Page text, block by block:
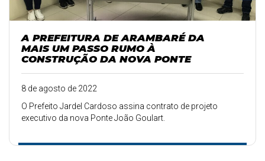
A PREFEITURA DE ARAMBARÉ DA
MAIS UM PASSO RUMO À
CONSTRUÇÃO DA NOVA PONTE
8 de agosto de 2022
O Prefeito Jardel Cardoso assina contrato de projeto
executivo da nova Ponte João Goulart.